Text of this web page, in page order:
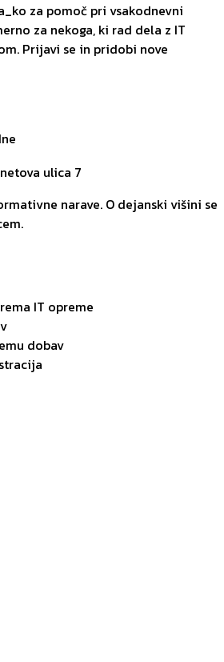
za pomoč pri vsakodnevni
za nekoga, ki rad dela z IT
Prijavi se in pridobi nove
ulica 7
narave. O dejanski višini se
IT opreme
dobav